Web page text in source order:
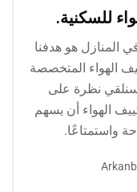
للسكنية.
المنازل هو هدفنا
الهواء المتخصصة
سنلقي نظرة على
الهواء أن يسهم
واستمتاعًا.
Arkan